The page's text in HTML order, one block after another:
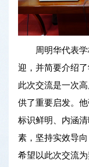
周明华代表
迎，并简要介绍
此次交流是一次
供了重要启发。
标识鲜明、内涵
素，坚持实效导
希望以此次交流